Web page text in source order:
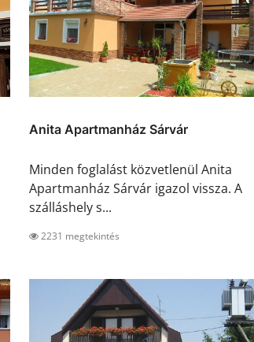
Anita Apartmanház Sárvár
Minden foglalást közvetlenül Anita
Apartmanház Sárvár igazol vissza. A
szálláshely s...
2231 megtekintés